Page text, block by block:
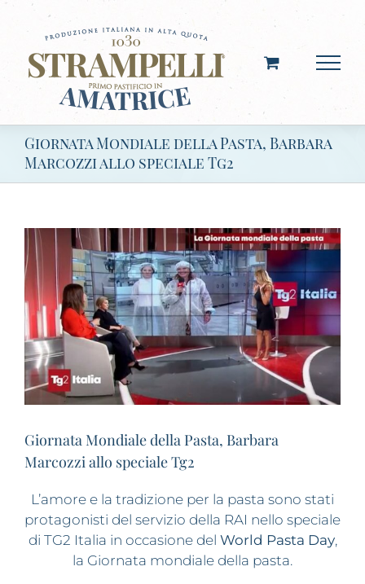
Salta
contenuto
Giornata Mondiale della Pasta, Barbara
Marcozzi allo speciale Tg2
Ingrandisci
immagine
Giornata Mondiale della Pasta, Barbara
Marcozzi allo speciale Tg2
L’amore e la tradizione per la pasta sono stati
protagonisti del servizio della RAI nello speciale
di TG2 Italia in occasione del World Pasta Day,
la Giornata mondiale della pasta.